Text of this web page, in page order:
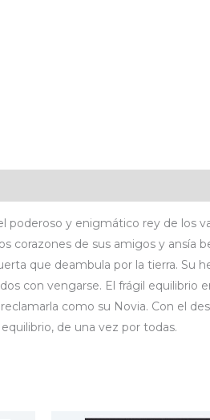
poderoso y enigmático rey de los
corazones de sus amigos y ansía
que deambula por la tierra. Su
con vengarse. El frágil equilibrio
como su Novia. Con el
de una vez por todas.